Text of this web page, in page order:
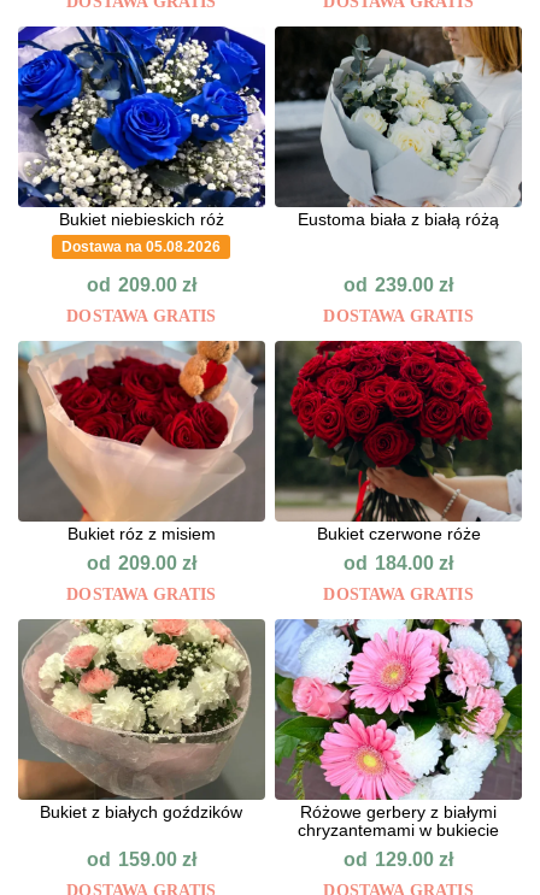
Bukiet niebieskich róż
Dostawa na 05.08.2026
od 209.00 zł
DOSTAWA GRATIS
Eustoma biała z białą różą
od 239.00zł
DOSTAWA GRATIS
Bukiet róz z misiem
od 209.00 zł
DOSTAWA GRATIS
Bukiet czerwone róże
od 184.00zł
DOSTAWA GRATIS
Bukiet z białych goździków
od 159.00 zł
DOSTAWA GRATIS
Różowe gerbery z białymi
chryzantemami w bukiecie
od 129.00zł
DOSTAWA GRATIS